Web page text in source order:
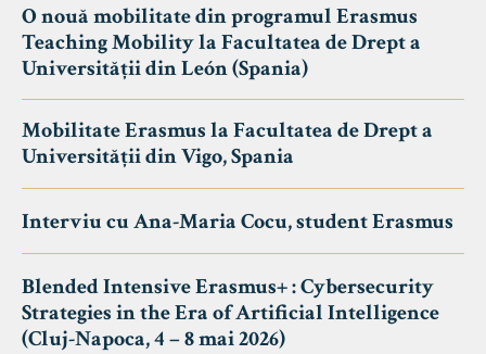
O nouă mobilitate din programul Erasmus
Teaching Mobility la Facultatea de Drept a
Universității din León (Spania)
Mobilitate Erasmus la Facultatea de Drept a
Universității din Vigo, Spania
Interviu cu Ana-Maria Cocu, student Erasmus
Blended Intensive Erasmus+ : Cybersecurity
Strategies in the Era of Artificial Intelligence
(Cluj-Napoca, 4 – 8 mai 2026)